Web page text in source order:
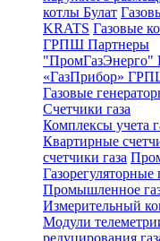
котлы Булат
KRATS Газовые
ГРПШ Партнеры
«ГазПрибор»
Газовые
Счетчики газа
Комплексы учета
Квартирные
счетчики газа
Промышленное
Измерительный
Модули
редуцирования